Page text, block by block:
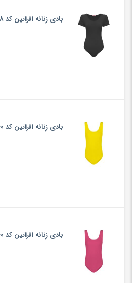
بادی زنانه افراتین کد 9538 رنگ مشکی
بادی زنانه افراتین کد 9540 رنگ زرد
بادی زنانه افراتین کد 9540 رنگ سرخابی